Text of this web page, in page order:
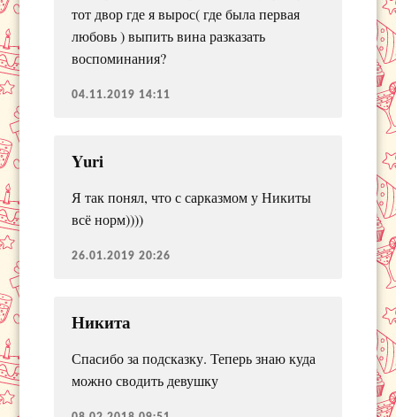
тот двор где я вырос( где была первая
любовь ) выпить вина разказать
воспоминания?
04.11.2019 14:11
Yuri
Я так понял, что с сарказмом у Никиты
всё норм))))
26.01.2019 20:26
Никита
Спасибо за подсказку. Теперь знаю куда
можно сводить девушку